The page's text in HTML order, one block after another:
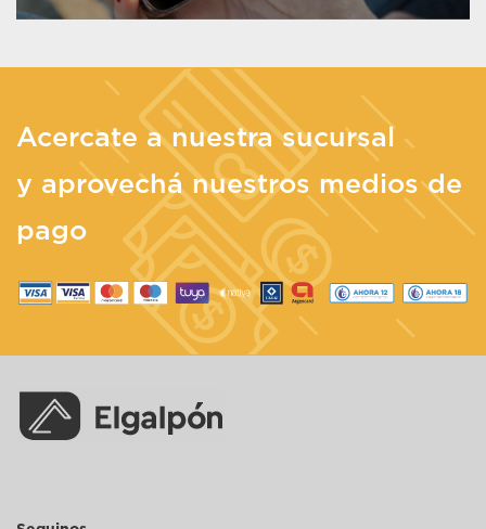
Acercate a nuestra sucursal
y aprovechá nuestros medios de
pago